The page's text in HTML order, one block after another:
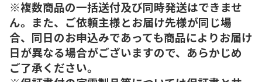
※複数商品の一括送付及び同時発送はできませ
ん。また、ご依頼主様とお届け先様が同じ場
合、同日のお申込みであっても商品によりお届け
日が異なる場合がございますので、あらかじめ
ご了承ください。